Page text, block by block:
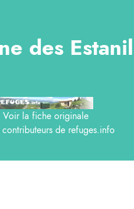
des
Voir la fiche originale
de refuges.info